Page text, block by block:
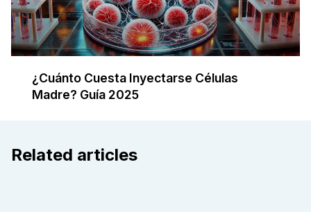
¿Cuánto Cuesta Inyectarse Células
Madre? Guía 2025
Related articles